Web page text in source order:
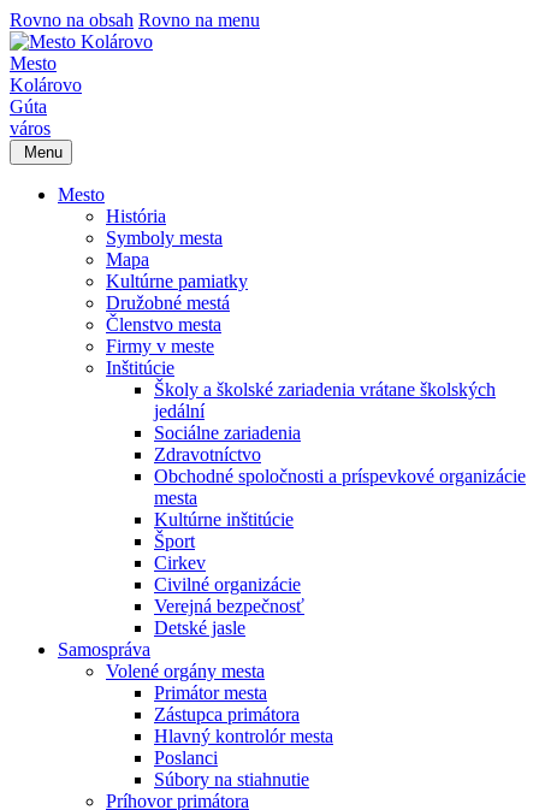
Rovno na obsah Rovno na menu
Mesto
Kolárovo
Gúta
város
Menu
Mesto
História
Symboly mesta
Mapa
Kultúrne pamiatky
Družobné mestá
Členstvo mesta
Firmy v meste
Inštitúcie
Školy a školské zariadenia vrátane školských
jedální
Sociálne zariadenia
Zdravotníctvo
Obchodné spoločnosti a príspevkové organizácie
mesta
Kultúrne inštitúcie
Šport
Cirkev
Civilné organizácie
Verejná bezpečnosť
Detské jasle
Samospráva
Volené orgány mesta
Primátor mesta
Zástupca primátora
Hlavný kontrolór mesta
Poslanci
Súbory na stiahnutie
Príhovor primátora